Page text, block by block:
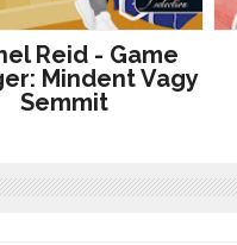
Reid - Game
Mindent Vagy
Semmit